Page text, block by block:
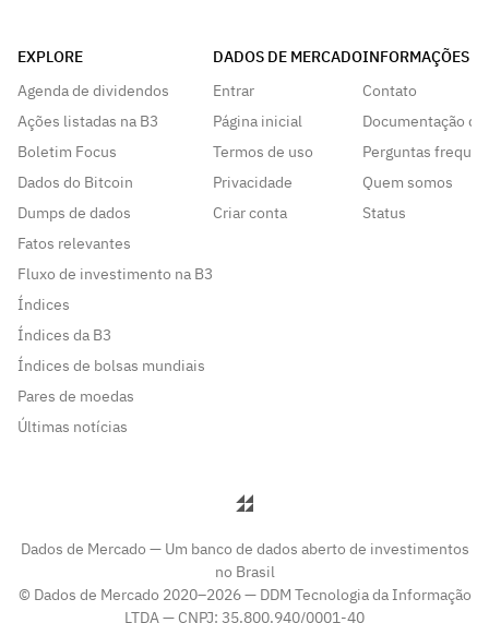
EXPLORE
Agenda de dividendos
Ações listadas na B3
Boletim Focus
Dados do Bitcoin
Dumps de dados
Fatos relevantes
Fluxo de investimento na B3
Índices
Índices da B3
Índices de bolsas mundiais
Pares de moedas
Últimas notícias
DADOS DE MERCADO
Entrar
Página inicial
Termos de uso
Privacidade
Criar conta
INFORMAÇÕES
Contato
Documentação da
Perguntas
Quem somos
Status
Dados de Mercado — Um banco de dados aberto de investimentos
no Brasil
© Dados de Mercado 2020–2026 — DDM Tecnologia da Informação
LTDA — CNPJ: 35.800.940/0001-40